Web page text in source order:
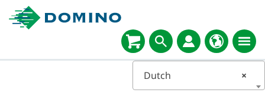
Select
language
×
Dutch